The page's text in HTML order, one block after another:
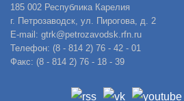
185 002 Республика Карелия
г. Петрозаводск, ул. Пирогова, д. 2
E-mail: gtrk@petrozavodsk.rfn.ru
Телефон: (8 - 814 2) 76 - 42 - 01
Факс: (8 - 814 2) 76 - 18 - 39